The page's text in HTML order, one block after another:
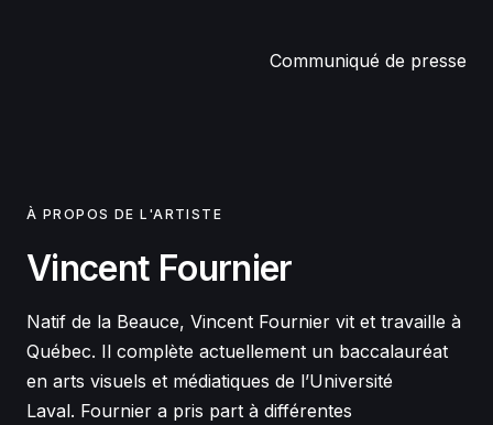
Communiqué de presse
À PROPOS DE L'ARTISTE
Vincent Fournier
Natif de la Beauce, Vincent Fournier vit et travaille à
Québec. Il complète actuellement un baccalauréat
en arts visuels et médiatiques de l’Université
Laval. Fournier a pris part à différentes